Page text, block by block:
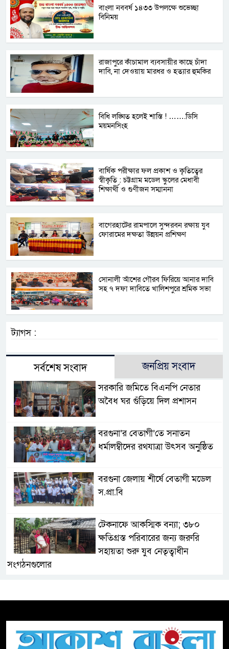
বাংলা নববর্ষ ১৪৩৩ উপলক্ষে শুভেচ্ছা
বিনিময়
রাজাপুরে কাঁচামাল ব্যবসায়ীর কাছে চাঁদা
দাবি, না দেওয়ায় মারধর ও হত্যার হুমকির
বিধি লঙ্ঘিত হলেই শাস্তি ! …….ডিসি
ময়মনসিংহ
বার্ষিক পরীক্ষার ফল প্রকাশ ও কৃতিত্বের
স্বীকৃতি : চট্টগ্রাম মডেল স্কুলের মেধাবী
শিক্ষার্থী ও গুণীজন সম্মাননা
বাগেরহাটের রামপালে সুন্দরবন রক্ষায় যুব
ফোরামের দক্ষতা উন্নয়ন প্রশিক্ষণ
সোনালী আঁশের গৌরব ফিরিয়ে আনার দাবি
সহ ৭ দফা দাবিতে খালিশপুরে শ্রমিক সভা
ট্যাগস :
সর্বশেষ সংবাদ জনপ্রিয় সংবাদ
সরকারি জমিতে বিএনপি নেতার
অবৈধ ঘর গুঁড়িয়ে দিল প্রশাসন
বরগুনা’র বেতাগী’তে সনাতন
ধর্মালম্বীদের রথযাত্রা উৎসব অনুষ্ঠিত
বরগুনা জেলায় শীর্ষে বেতাগী মডেল
স.প্রা.বি
টেকনাফে আকস্মিক বন্যা; ৩৮০
ক্ষতিগ্রস্ত পরিবারের জন্য জরুরি
সহায়তা শুরু যুব নেতৃত্বাধীন
সংগঠনগুলোর
টিকটকে অশালীন কনটেন্ট ও অনলাইন